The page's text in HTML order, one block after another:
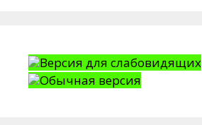
Версия для слабовидящих
Обычная версия